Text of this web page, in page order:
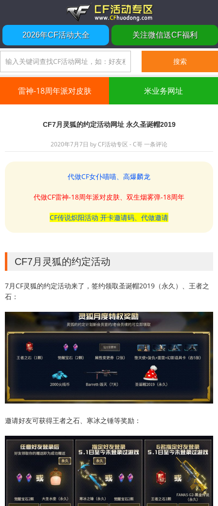
2026年CF活动大全 关注微信送CF福利
雷神-18周年派对皮肤 米业务网址
CF7月灵狐的约定活动网址 永久圣诞帽2019
2020年7月7日 byCF活动专区 - C哥一条评论
代做CF女仆喵喵、高爆麟龙
代做CF雷神-18周年派对皮肤、双生烟雾弹-18周年
CF传说炽阳活动 开卡邀请码、代做邀请
CF7月灵狐的约定活动
7月CF灵狐的约定活动来了，签约领取圣诞帽2019（永久）、王者之
石：
邀请好友可获得王者之石、寒冰之锤等奖励：